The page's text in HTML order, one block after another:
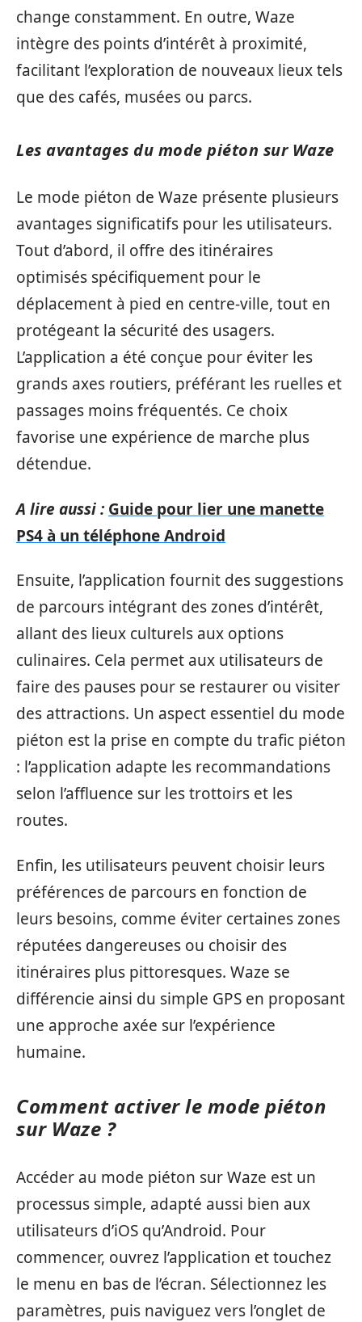
change constamment. En outre, Waze
intègre des points d’intérêt à proximité,
facilitant l’exploration de nouveaux lieux tels
que des cafés, musées ou parcs.
Les avantages du mode piéton sur Waze
Le mode piéton de Waze présente plusieurs
avantages significatifs pour les utilisateurs.
Tout d’abord, il offre des itinéraires
optimisés spécifiquement pour le
déplacement à pied en centre-ville, tout en
protégeant la sécurité des usagers.
L’application a été conçue pour éviter les
grands axes routiers, préférant les ruelles et
passages moins fréquentés. Ce choix
favorise une expérience de marche plus
détendue.
A lire aussi : Guide pour lier une manette
PS4 à un téléphone Android
Ensuite, l’application fournit des suggestions
de parcours intégrant des zones d’intérêt,
allant des lieux culturels aux options
culinaires. Cela permet aux utilisateurs de
faire des pauses pour se restaurer ou visiter
des attractions. Un aspect essentiel du mode
piéton est la prise en compte du trafic piéton
: l’application adapte les recommandations
selon l’affluence sur les trottoirs et les
routes.
Enfin, les utilisateurs peuvent choisir leurs
préférences de parcours en fonction de
leurs besoins, comme éviter certaines zones
réputées dangereuses ou choisir des
itinéraires plus pittoresques. Waze se
différencie ainsi du simple GPS en proposant
une approche axée sur l’expérience
humaine.
Comment activer le mode piéton
sur Waze ?
Accéder au mode piéton sur Waze est un
processus simple, adapté aussi bien aux
utilisateurs d’iOS qu’Android. Pour
commencer, ouvrez l’application et touchez
le menu en bas de l’écran. Sélectionnez les
paramètres, puis naviguez vers l’onglet de